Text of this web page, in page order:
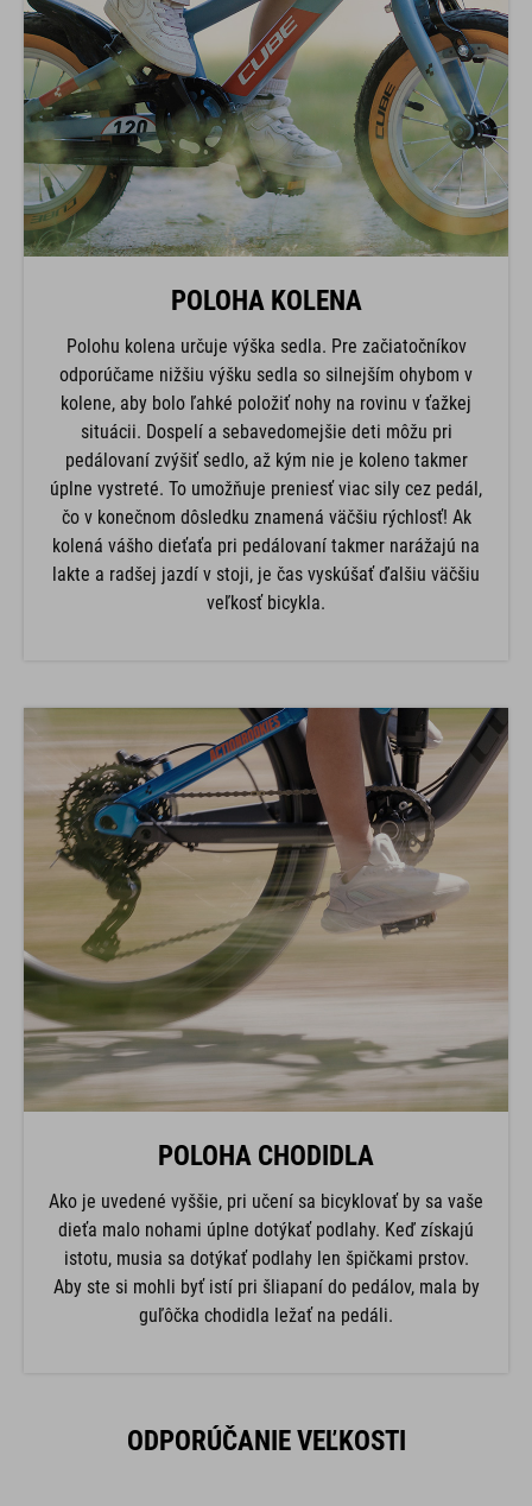
POLOHA KOLENA
Polohu kolena určuje výška sedla. Pre začiatočníkov
odporúčame nižšiu výšku sedla so silnejším ohybom v
kolene, aby bolo ľahké položiť nohy na rovinu v ťažkej
situácii. Dospelí a sebavedomejšie deti môžu pri
pedálovaní zvýšiť sedlo, až kým nie je koleno takmer
úplne vystreté. To umožňuje preniesť viac sily cez pedál,
čo v konečnom dôsledku znamená väčšiu rýchlosť! Ak
kolená vášho dieťaťa pri pedálovaní takmer narážajú na
lakte a radšej jazdí v stoji, je čas vyskúšať ďalšiu väčšiu
veľkosť bicykla.
POLOHA CHODIDLA
Ako je uvedené vyššie, pri učení sa bicyklovať by sa vaše
dieťa malo nohami úplne dotýkať podlahy. Keď získajú
istotu, musia sa dotýkať podlahy len špičkami prstov.
Aby ste si mohli byť istí pri šliapaní do pedálov, mala by
guľôčka chodidla ležať na pedáli.
ODPORÚČANIE VEĽKOSTI